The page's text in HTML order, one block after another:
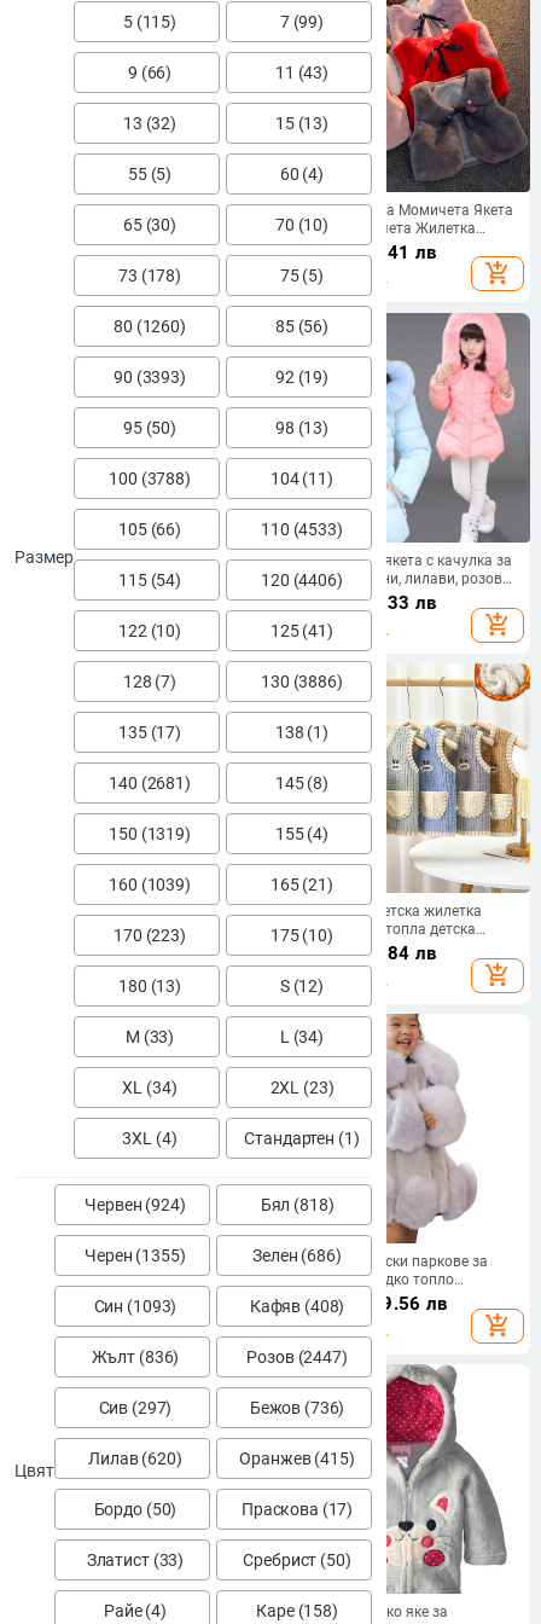
Зимно яке за момчета и
момичета с джобове и 3D мечета
в червен, зелен и жълт цвят
€/101.02 лв
Детска жилетка Момичета Якета
за деца Момичета Жилетка
Бебешки дрехи Връхни дрехи за
малки деца Есенни жилетки със
заешка коса
24.75€/48.41 лв
add_shopping_cart
Детско яке Very Fish 2025, пролет
и есен, нови момчета и момичета
Мотоциклетно късо кожено яке
плюс кадифе RQ315
€/57.11 лв
Детски зимни якета с качулка за
момичета - сини, лилави, розови,
червени
36.47€/71.33 лв
add_shopping_cart
Сладко кожено яке за момчета с
ципове в розов и черен цвят
€/102.02 лв
add_shopping_cart
Есенна нова детска жилетка
Мека дишаща топла детска
жилетка Палто Предучилищна
възраст Момче Момиче Бебешки
жилетки без ръкави Детско
облекло
13.21€/25.84 лв
add_shopping_cart
Стилно дънково яке за момичета
през 2024 г., нова пролет,
корейски стил в Интернет топове
на знаменитости, ежедневно
дънково яке с качулка за
/109.55 лв
add_shopping_cart
Зимно яке Детски паркове за
момичета Сладко топло
сватбено палто от изкуствена
кожа за момичета Детски зимни
дрехи Меки парти палта за
момиченца
61.13€ 119.56 лв
add_shopping_cart
Есенно-зимно едноредно
Плюшено детско яке за
Размер
5 (115) 7 (99)
9 (66) 11 (43)
13 (32) 15 (13)
55 (5) 60 (4)
65 (30) 70 (10)
73 (178) 75 (5)
80 (1260) 85 (56)
90 (3393) 92 (19)
95 (50) 98 (13)
100 (3788) 104 (11)
105 (66) 110 (4533)
115 (54) 120 (4406)
122 (10) 125 (41)
128 (7) 130 (3886)
135 (17) 138 (1)
140 (2681) 145 (8)
150 (1319) 155 (4)
160 (1039) 165 (21)
170 (223) 175 (10)
180 (13) S (12)
M (33) L (34)
XL (34) 2XL (23)
3XL (4) Стандартен (1)
Цвят
Червен (924) Бял (818)
Черен (1355) Зелен (686)
Син (1093) Кафяв (408)
Жълт (836) Розов (2447)
Сив (297) Бежов (736)
Лилав (620) Оранжев (415)
Бордо (50) Праскова (17)
Златист (33) Сребрист (50)
Райе (4) Каре (158)